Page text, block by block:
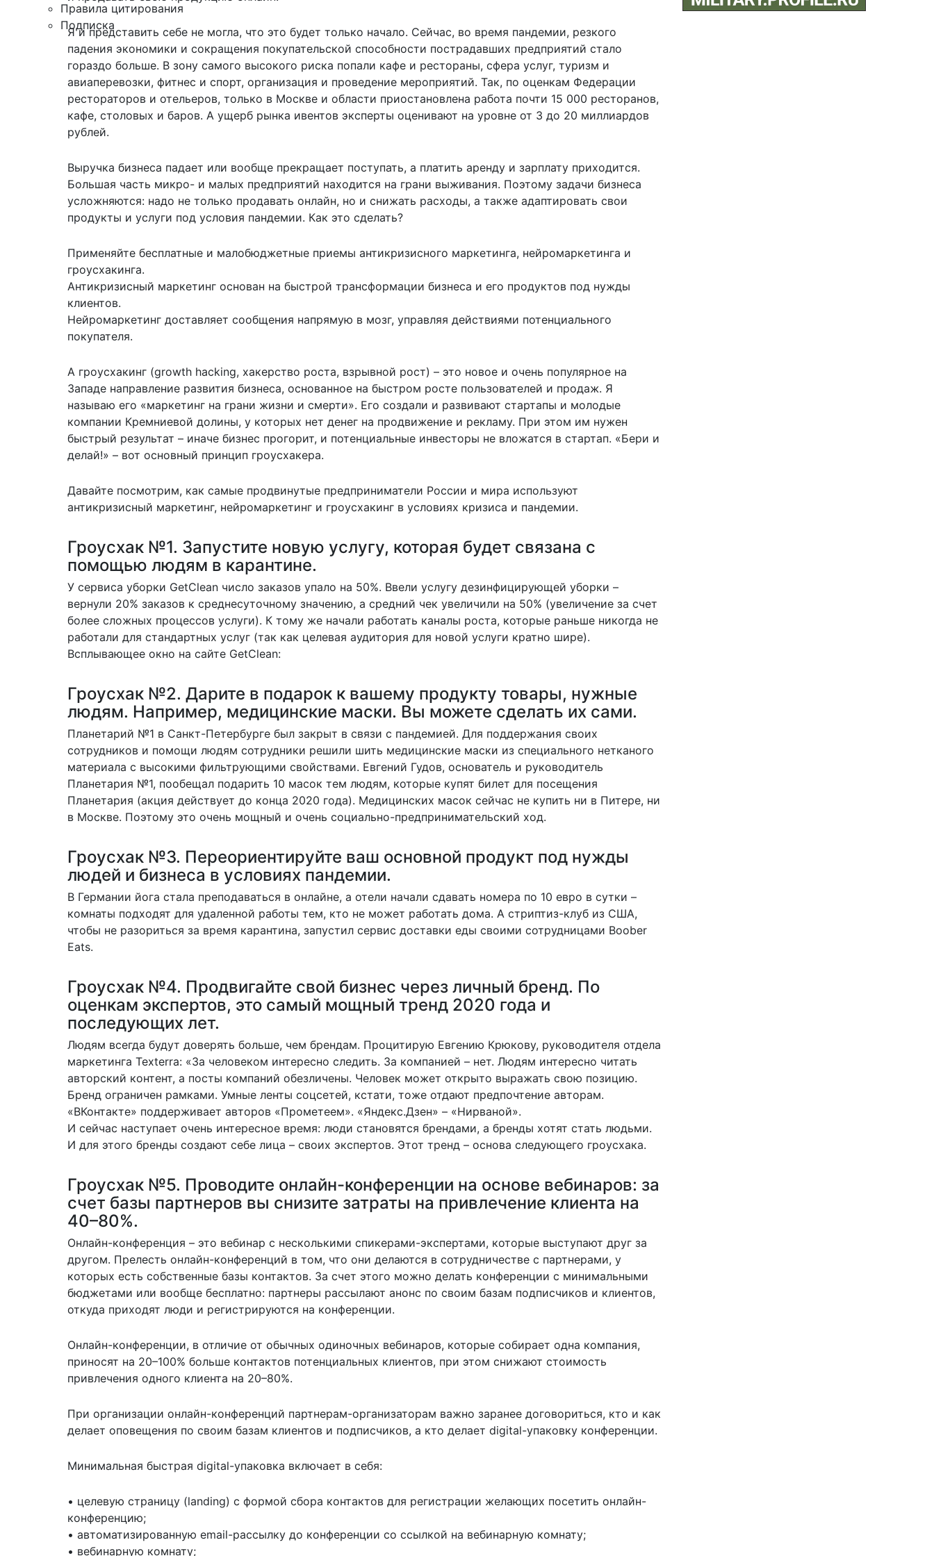
Правила цитирования
Подписка
Я и представить себе не могла, что это будет только начало. Сейчас, во время пандемии, резкого
падения экономики и сокращения покупательской способности пострадавших предприятий стало
гораздо больше. В зону самого высокого риска попали кафе и рестораны, сфера услуг, туризм и
авиаперевозки, фитнес и спорт, организация и проведение мероприятий. Так, по оценкам Федерации
рестораторов и отельеров, только в Москве и области приостановлена работа почти 15 000 ресторанов,
кафе, столовых и баров. А ущерб рынка ивентов эксперты оценивают на уровне от 3 до 20 миллиардов
рублей.
Выручка бизнеса падает или вообще прекращает поступать, а платить аренду и зарплату приходится.
Большая часть микро- и малых предприятий находится на грани выживания. Поэтому задачи бизнеса
усложняются: надо не только продавать онлайн, но и снижать расходы, а также адаптировать свои
продукты и услуги под условия пандемии. Как это сделать?
Применяйте бесплатные и малобюджетные приемы антикризисного маркетинга, нейромаркетинга и
гроусхакинга.
Антикризисный маркетинг основан на быстрой трансформации бизнеса и его продуктов под нужды
клиентов.
Нейромаркетинг доставляет сообщения напрямую в мозг, управляя действиями потенциального
покупателя.
А гроусхакинг (growth hacking, хакерство роста, взрывной рост) – это новое и очень популярное на
Западе направление развития бизнеса, основанное на быстром росте пользователей и продаж. Я
называю его «маркетинг на грани жизни и смерти». Его создали и развивают стартапы и молодые
компании Кремниевой долины, у которых нет денег на продвижение и рекламу. При этом им нужен
быстрый результат – иначе бизнес прогорит, и потенциальные инвесторы не вложатся в стартап. «Бери и
делай!» – вот основный принцип гроусхакера.
Давайте посмотрим, как самые продвинутые предприниматели России и мира используют
антикризисный маркетинг, нейромаркетинг и гроусхакинг в условиях кризиса и пандемии.
Гроусхак №1. Запустите новую услугу, которая будет связана с
помощью людям в карантине.
У сервиса уборки GetClean число заказов упало на 50%. Ввели услугу дезинфицирующей уборки –
вернули 20% заказов к среднесуточному значению, а средний чек увеличили на 50% (увеличение за счет
более сложных процессов услуги). К тому же начали работать каналы роста, которые раньше никогда не
работали для стандартных услуг (так как целевая аудитория для новой услуги кратно шире).
Всплывающее окно на сайте GetClean:
Гроусхак №2. Дарите в подарок к вашему продукту товары, нужные
людям. Например, медицинские маски. Вы можете сделать их сами.
Планетарий №1 в Санкт-Петербурге был закрыт в связи с пандемией. Для поддержания своих
сотрудников и помощи людям сотрудники решили шить медицинские маски из специального нетканого
материала с высокими фильтрующими свойствами. Евгений Гудов, основатель и руководитель
Планетария №1, пообещал подарить 10 масок тем людям, которые купят билет для посещения
Планетария (акция действует до конца 2020 года). Медицинских масок сейчас не купить ни в Питере, ни
в Москве. Поэтому это очень мощный и очень социально-предпринимательский ход.
Гроусхак №3. Переориентируйте ваш основной продукт под нужды
людей и бизнеса в условиях пандемии.
В Германии йога стала преподаваться в онлайне, а отели начали сдавать номера по 10 евро в сутки –
комнаты подходят для удаленной работы тем, кто не может работать дома. А стриптиз-клуб из США,
чтобы не разориться за время карантина, запустил сервис доставки еды своими сотрудницами Boober
Eats.
Гроусхак №4. Продвигайте свой бизнес через личный бренд. По
оценкам экспертов, это самый мощный тренд 2020 года и
последующих лет.
Людям всегда будут доверять больше, чем брендам. Процитирую Евгению Крюкову, руководителя отдела
маркетинга Texterra: «За человеком интересно следить. За компанией – нет. Людям интересно читать
авторский контент, а посты компаний обезличены. Человек может открыто выражать свою позицию.
Бренд ограничен рамками. Умные ленты соцсетей, кстати, тоже отдают предпочтение авторам.
«ВКонтакте» поддерживает авторов «Прометеем». «Яндекс.Дзен» – «Нирваной».
И сейчас наступает очень интересное время: люди становятся брендами, а бренды хотят стать людьми.
И для этого бренды создают себе лица – своих экспертов. Этот тренд – основа следующего гроусхака.
Гроусхак №5. Проводите онлайн-конференции на основе вебинаров: за
счет базы партнеров вы снизите затраты на привлечение клиента на
40–80%.
Онлайн-конференция – это вебинар с несколькими спикерами-экспертами, которые выступают друг за
другом. Прелесть онлайн-конференций в том, что они делаются в сотрудничестве с партнерами, у
которых есть собственные базы контактов. За счет этого можно делать конференции с минимальными
бюджетами или вообще бесплатно: партнеры рассылают анонс по своим базам подписчиков и клиентов,
откуда приходят люди и регистрируются на конференции.
Онлайн-конференции, в отличие от обычных одиночных вебинаров, которые собирает одна компания,
приносят на 20–100% больше контактов потенциальных клиентов, при этом снижают стоимость
привлечения одного клиента на 20–80%.
При организации онлайн-конференций партнерам-организаторам важно заранее договориться, кто и как
делает оповещения по своим базам клиентов и подписчиков, а кто делает digital-упаковку конференции.
Минимальная быстрая digital-упаковка включает в себя:
• целевую страницу (landing) с формой сбора контактов для регистрации желающих посетить онлайн-
конференцию;
• автоматизированную email-рассылку до конференции со ссылкой на вебинарную комнату;
• вебинарную комнату;